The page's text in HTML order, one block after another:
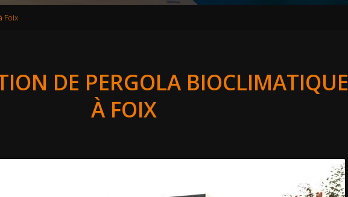
Foix
DE PERGOLA BIOCLIMATIQUE
À FOIX